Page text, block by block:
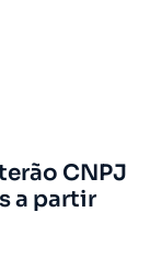
CNPJ
a partir